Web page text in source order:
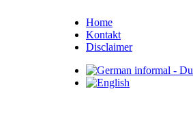
Home
Kontakt
Disclaimer